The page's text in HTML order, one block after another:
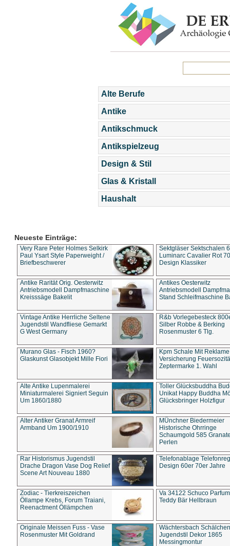
Alte Berufe
Antike
Antikschmuck
Antikspielzeug
Design & Stil
Glas & Kristall
Haushalt
Neueste Einträge:
Very Rare Peter Holmes Selkirk
Paul Ysart Style Paperweight /
Briefbeschwerer
Sektgläser Sektschalen
Luminarc Cavalier Rot
Design Klassiker
Antike Rarität Orig. Oesterwitz
Antriebsmodell Dampfmaschine
Kreisssäge Bakelit
Antikes Oesterwitz
Antriebsmodell
Stand Schleifmaschine
Vintage Antike Herrliche Seltene
Jugendstil Wandfliese Gemarkt
G West Germany
R&b Vorlegebesteck
Silber Robbe & Berking
Rosenmuster 6 Tlg.
Murano Glas - Fisch 1960?
Glaskunst Glasobjekt Mille Fiori
Kpm Schale Mit Reklame
Versicherung
Zeptermarke 1. Wahl
Alte Antike Lupenmalerei
Miniaturmalerei Signiert Seguin
Um 1860/1880
Toller Glücksbuddha
Unikat Happy Buddha
Glücksbringer Holzfigur
Alter Antiker Granat Armreif
Armband Um 1900/1910
MÜnchner Biedermeier
Historische Ohrringe
Schaumgold 585
Perlen
Rar Historismus Jugendstil
Drache Dragon Vase Dog Relief
Scene Art Nouveau 1880
Telefonablage
Design 60er 70er Jahre
Zodiac - Tierkreiszeichen
Öllampe Krebs, Forum Traiani,
Reenactment Öllämpchen
Va 34122 Schuco
Teddy Bär Hellbraun
Originale Meissen Fuss - Vase
Rosenmuster Mit Goldrand
Wächtersbach Schälchen
Jugendstil Dekor 1865
Messingmontur